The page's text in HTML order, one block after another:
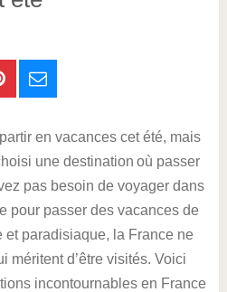
en vacances cet été, mais
une destination où passer
pas besoin de voyager dans
pour passer des vacances de
paradisiaque, la France ne
méritent d’être visités. Voici
incontournables en France